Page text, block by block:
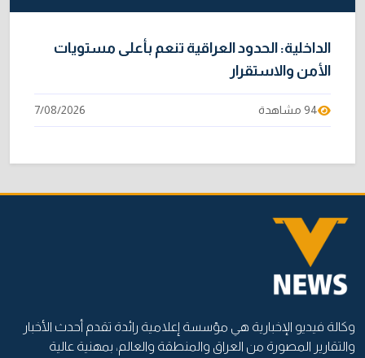
الداخلية: الحدود العراقية تنعم بأعلى مستويات
الأمن والاستقرار
94 مشاهدة 7/08/2026
وكالة فيديو الإخبارية هي مؤسسة إعلامية رائدة تقدم أحدث الأخبار
والتقارير المصورة من العراق والمنطقة والعالم، بمهنية عالية